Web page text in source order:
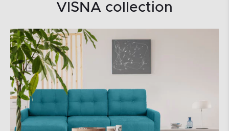
VISNA collection